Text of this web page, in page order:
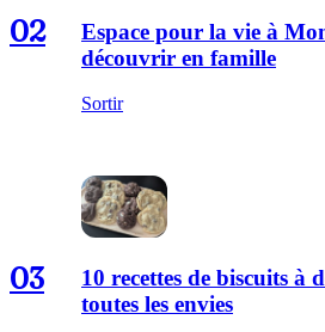
02
Espace pour la vie à
découvrir en famille
Sortir
03
10 recettes de biscuits à
toutes les envies